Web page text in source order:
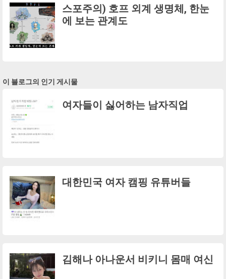
스포주의) 호프 외계 생명체, 한눈
에 보는 관계도
이 블로그의 인기 게시물
여자들이 싫어하는 남자직업
대한민국 여자 캠핑 유튜버들
김해나 아나운서 비키니 몸매 여신